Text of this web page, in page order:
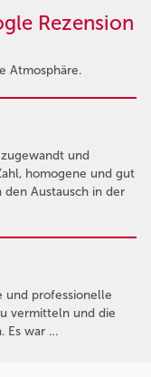
Rezension
Atmosphäre.
und
homogene und gut
Austausch in der
und professionelle
vermitteln und die
Es war …